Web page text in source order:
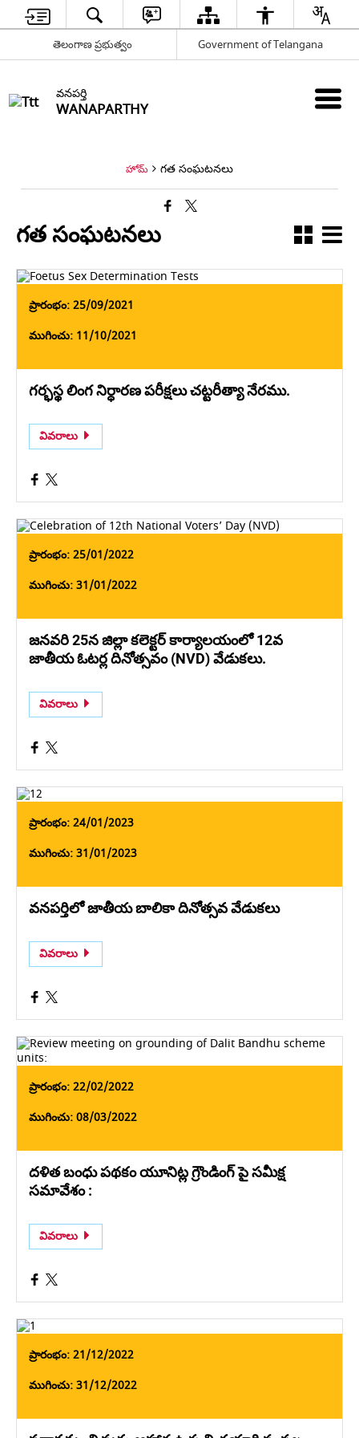
తెలంగాణ ప్రభుత్వం Government of Telangana
వనపర్తి
WANAPARTHY
హోమ్ గత సంఘటనలు
గత సంఘటనలు
ప్రారంభం: 25/09/2021
ముగించు: 11/10/2021
గర్భస్థ లింగ నిర్ధారణ పరీక్షలు చట్టరీత్యా నేరము.
వివరాలు
ప్రారంభం: 25/01/2022
ముగించు: 31/01/2022
జనవరి 25న జిల్లా కలెక్టర్ కార్యాలయంలో 12వ
జాతీయ ఓటర్ల దినోత్సవం (NVD) వేడుకలు.
వివరాలు
ప్రారంభం: 24/01/2023
ముగించు: 31/01/2023
వనపర్తిలో జాతీయ బాలికా దినోత్సవ వేడుకలు
వివరాలు
ప్రారంభం: 22/02/2022
ముగించు: 08/03/2022
దళిత బంధు పథకం యూనిట్ల గ్రౌండింగ్ పై సమీక్ష
సమావేశం :
వివరాలు
ప్రారంభం: 21/12/2022
ముగించు: 31/12/2022